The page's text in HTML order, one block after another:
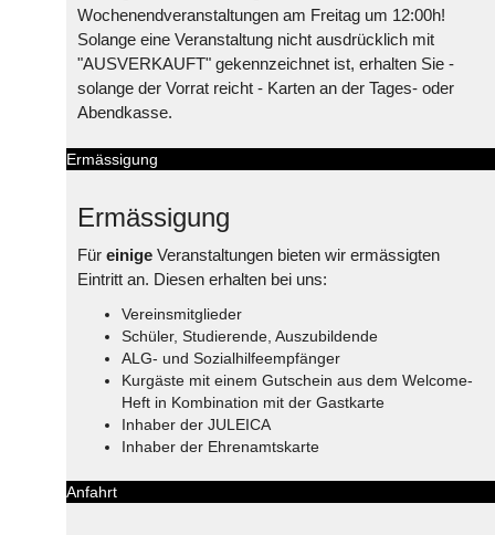
Wochenendveranstaltungen am Freitag um 12:00h!
Solange eine Veranstaltung nicht ausdrücklich mit
"AUSVERKAUFT" gekennzeichnet ist, erhalten Sie -
solange der Vorrat reicht - Karten an der Tages- oder
Abendkasse.
Ermässigung
Ermässigung
Für einige Veranstaltungen bieten wir ermässigten
Eintritt an. Diesen erhalten bei uns:
Vereinsmitglieder
Schüler, Studierende, Auszubildende
ALG- und Sozialhilfeempfänger
Kurgäste mit einem Gutschein aus dem Welcome-
Heft in Kombination mit der Gastkarte
Inhaber der JULEICA
Inhaber der Ehrenamtskarte
Anfahrt